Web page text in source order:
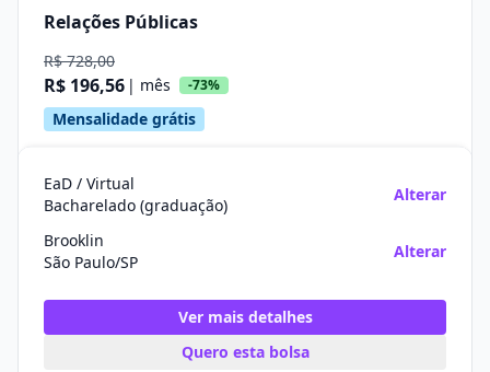
Relações Públicas
R$ 728,00
R$ 196,56 | mês -73%
Mensalidade grátis
EaD / Virtual
Bacharelado (graduação)
Alterar
Brooklin
São Paulo/SP
Alterar
Ver mais detalhes
Quero esta bolsa